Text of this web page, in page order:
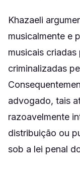
Khazaeli
musicalmente e
musicais
criminalizadas
advogado, tais
razoavelmente
distribuição ou
sob a lei penal